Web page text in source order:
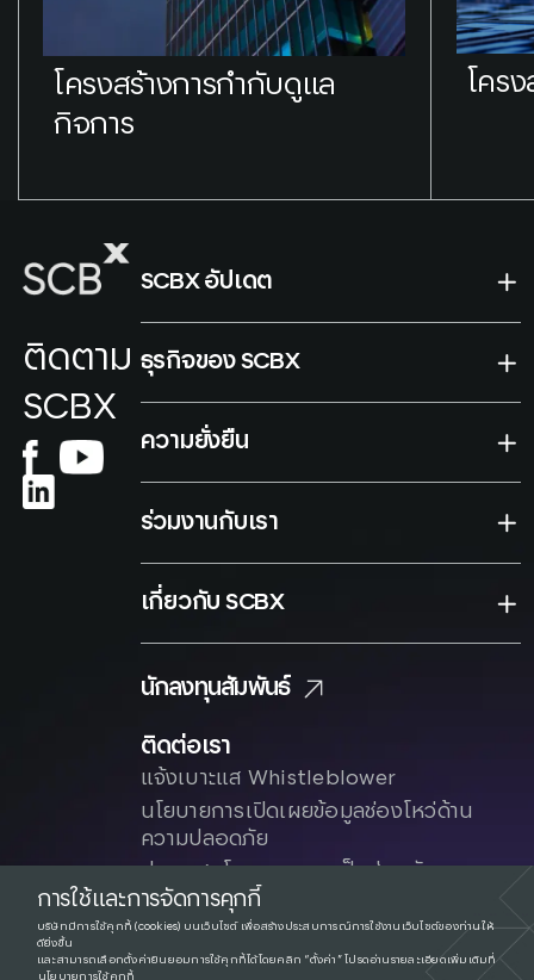
โครงสร้างการกำกับดูแล
กิจการ
โคร
ติดตาม
SCBX
SCBX อัปเดต
ธุรกิจของ SCBX
ความยั่งยืน
ร่วมงานกับเรา
เกี่ยวกับ SCBX
นักลงทุนสัมพันธ์
ติดต่อเรา
แจ้งเบาะแส Whistleblower
นโยบายการเปิดเผยข้อมูลช่องโหว่ด้าน
ความปลอดภัย
ประกาศนโยบายความเป็นส่วนตัว
การใช้และการจัดการคุกกี้
บริษัทมีการใช้คุกกี้ (cookies) บนเว็บไซต์ เพื่อสร้างประสบการณ์การใช้งานเว็บไซต์ของท่านให้
ดียิ่งขึ้น
และสามารถเลือกตั้งค่ายินยอมการใช้คุกกี้ได้โดยคลิก “ตั้งค่า” โปรดอ่านรายละเอียดเพิ่มเติมที่
นโยบายการใช้คุกกี้